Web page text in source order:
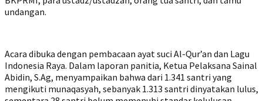
undangan.
Acara dibuka dengan pembacaan ayat suci Al-Qur’an dan Lagu
Indonesia Raya. Dalam laporan panitia, Ketua Pelaksana Sainal
Abidin, S.Ag, menyampaikan bahwa dari 1.341 santri yang
mengikuti munaqasyah, sebanyak 1.313 santri dinyatakan lulus,